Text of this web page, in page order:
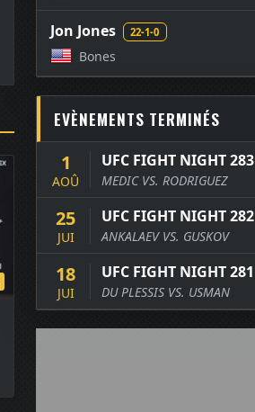
Jon Jones 22-1-0
Bones
EVÈNEMENTS TERMINÉS
1
AOÛ
UFC FIGHT NIGHT 283
MEDIC VS. RODRIGUEZ
25
JUI
UFC FIGHT NIGHT 282
ANKALAEV VS. GUSKOV
18
JUI
UFC FIGHT NIGHT 281
DU PLESSIS VS. USMAN